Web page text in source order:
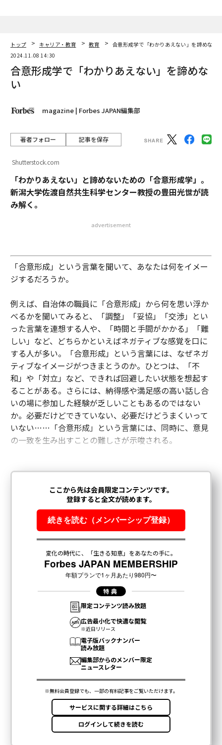
トップ キャリア・教育 教育
合意形成学で「わかりあえない」を諦めない
2024.11.08 14:30
合意形成学で「わかりあえない」を諦めな
い
magazine | Forbes JAPAN編集部
著者フォロー 記事を保存
Shutterstock.com
「わかりあえない」と諦めないための「合意形成学」。
新潟大学佐渡自然共生科学センター教授の豊田光世が読
み解く。
advertisement
「合意形成」という言葉を聞いて、あなたは何をイメー
ジするだろうか。
例えば、自治体の職員に「合意形成」から何を思い浮か
べるかを聞いてみると、「調整」「妥協」「交渉」とい
った言葉を連想する人や、「時間と手間がかかる」「難
しい」など、どちらかといえばネガティブな感覚を口に
する人が多い。「合意形成」という言葉には、なぜネガ
ティブなイメージがつきまとうのか。ひとつは、「不
和」や「対立」など、できれば回避したい状態を想起す
ることがある。さらには、納得感や満足感の高い話し合
いの場に参加した経験が乏しいこともあるのではない
か。必要だけどできていない、必要だけどうまくいって
いない……「合意形成」という言葉には、同時に、意見
の一致を生み出すことの難しさが示唆される。